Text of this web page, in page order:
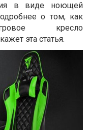
в виде ноющей
о том, как
кресло
эта статья.